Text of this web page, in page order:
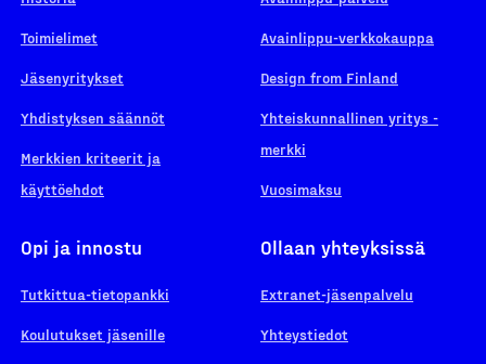
Toimielimet
Jäsenyritykset
Yhdistyksen säännöt
Merkkien kriteerit ja
käyttöehdot
Avainlippu-verkkokauppa
Design from Finland
Yhteiskunnallinen yritys -
merkki
Vuosimaksu
Opi ja innostu
Tutkittua-tietopankki
Koulutukset jäsenille
Ollaan yhteyksissä
Extranet-jäsenpalvelu
Yhteystiedot